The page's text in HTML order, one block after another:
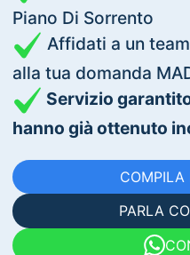
Piano Di Sorrento
Affidati a un
alla tua domanda
Servizio
hanno già ottenuto
PARLA